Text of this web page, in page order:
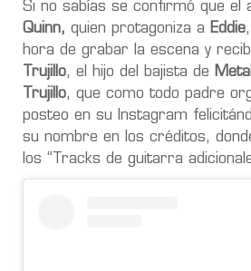
Si no sabías se confirmó que el
Quinn, quien protagoniza a Eddie
hora de grabar la escena y
Trujillo, el hijo del bajista de
Trujillo, que como todo padre
posteo en su Instagram
su nombre en los créditos,
los “Tracks de guitarra